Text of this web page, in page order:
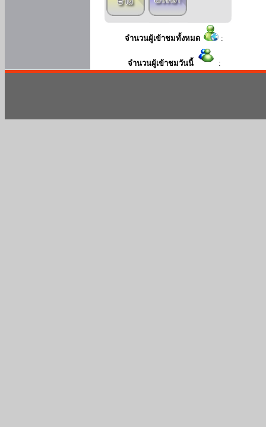
จำนวนผู้เข้าชมทั้งหมด :
จำนวนผู้เข้าชมวันนี้ :